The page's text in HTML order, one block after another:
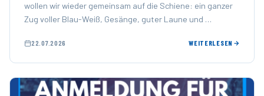
wollen wir wieder gemeinsam auf die Schiene: ein ganzer
Zug voller Blau-Weiß, Gesänge, guter Laune und …
22.07.2026 WEITERLESEN